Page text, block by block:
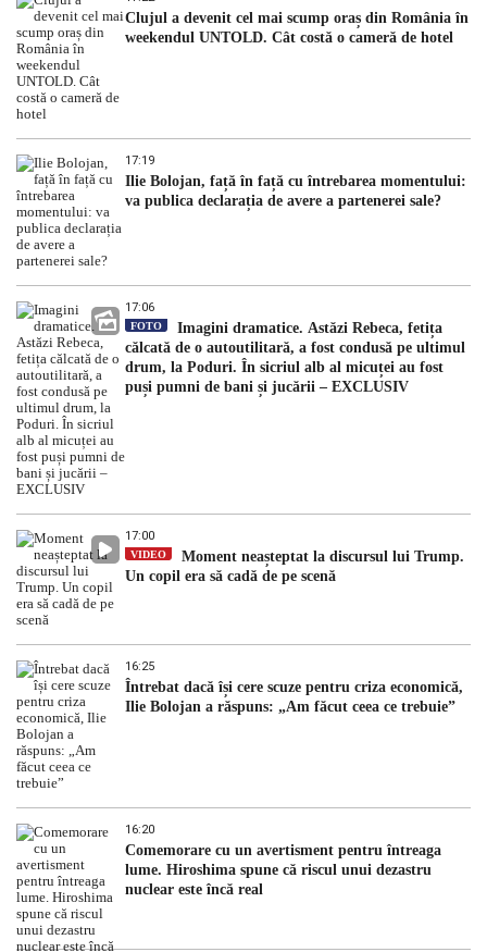
Clujul a devenit cel mai scump oraș din România în
weekendul UNTOLD. Cât costă o cameră de hotel
17:19
Ilie Bolojan, față în față cu întrebarea momentului:
va publica declarația de avere a partenerei sale?
17:06
FOTO
Imagini dramatice. Astăzi Rebeca, fetița
călcată de o autoutilitară, a fost condusă pe ultimul
drum, la Poduri. În sicriul alb al micuței au fost
puși pumni de bani și jucării – EXCLUSIV
17:00
VIDEO
Moment neașteptat la discursul lui Trump.
Un copil era să cadă de pe scenă
16:25
Întrebat dacă își cere scuze pentru criza economică,
Ilie Bolojan a răspuns: „Am făcut ceea ce trebuie”
16:20
Comemorare cu un avertisment pentru întreaga
lume. Hiroshima spune că riscul unui dezastru
nuclear este încă real